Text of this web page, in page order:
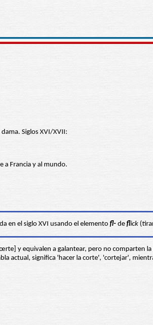
Siglos XVI/XVII:
a Francia y al mundo.
en el siglo XVI usando el elementofl- de flick
y equivalen a galantear, pero no comparten
actual, significa 'hacer la corte', 'cortejar',